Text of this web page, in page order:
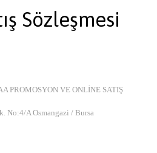
Sözleşmesi
PROMOSYON VE ONLİNE SATIŞ
No:4/A Osmangazi / Bursa